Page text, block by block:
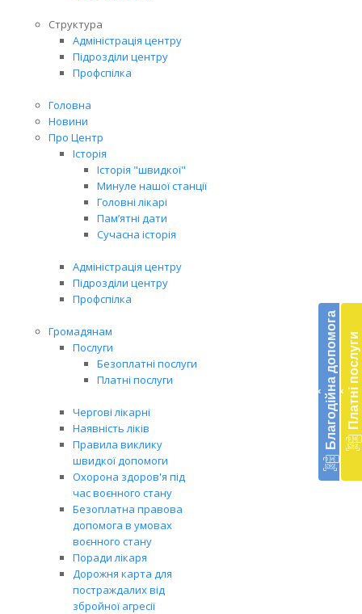
Структура
Адміністрація центру
Підрозділи центру
Профспілка
Головна
Новини
Про Центр
Історія
Історія "швидкої"
Минуле нашої станції
Головні лікарі
Пам’ятні дати
Сучасна історія
Адміністрація центру
Підрозділи центру
Профспілка
Громадянам
Послуги
Безоплатні послуги
Платні послуги
Чергові лікарні
Наявність ліків
Правила виклику
швидкої допомоги
Охорона здоров'я під
час воєнного стану
Безоплатна правова
допомога в умовах
воєнного стану
Поради лікаря
Дорожня карта для
постраждалих від
збройної агресії
‹ Благодійна допомога ‹ Платні послуги